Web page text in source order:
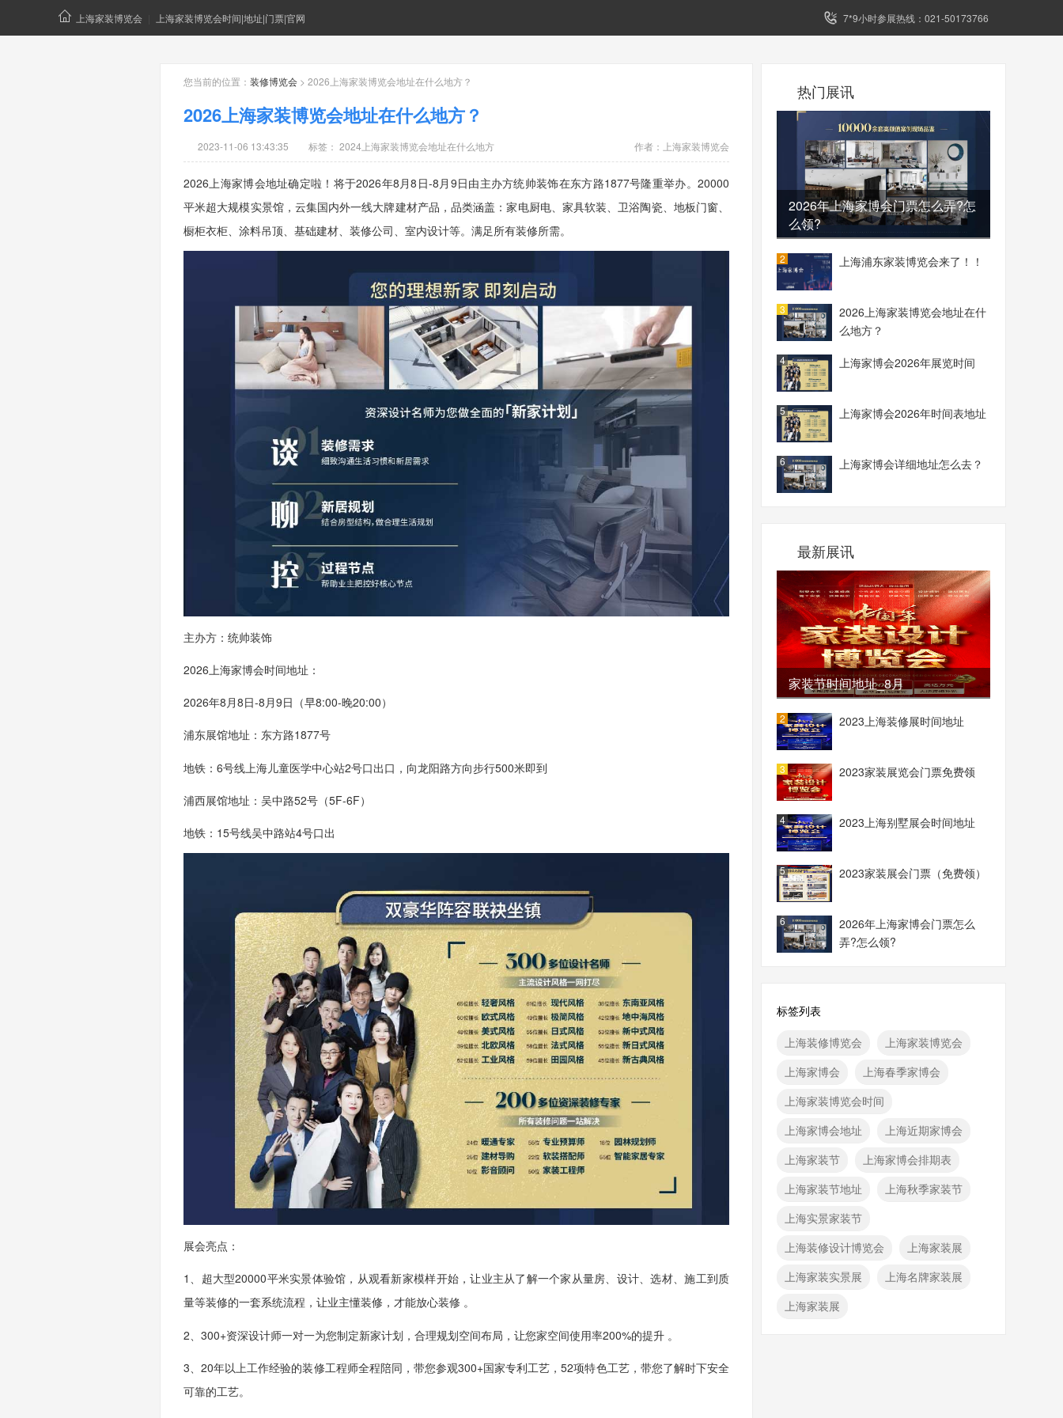
上海家装博览会 上海家装博览会时间|地址|门票|官网 7*9小时参展热线：021-50173766
您当前的位置： 装修博览会 > 2026上海家装博览会地址在什么地方？
2026上海家装博览会地址在什么地方？
2023-11-06 13:43:35 标签： 2024上海家装博览会地址在什么地方 作者： 上海家装博览会
2026上海家博会地址确定啦！将于2026年8月8日-8月9日由主办方统帅装饰在东方路1877号隆重举办。20000
平米超大规模实景馆，云集国内外一线大牌建材产品，品类涵盖：家电厨电、家具软装、卫浴陶瓷、地板门窗、
橱柜衣柜、涂料吊顶、基础建材、装修公司、室内设计等。满足所有装修所需。
主办方：统帅装饰
2026上海家博会时间地址 ：
2026年8月8日-8月9日 （早8:00-晚20:00）
浦东展馆地址：东方路1877号
地铁： 6号线上海儿童医学中心站2号口出口，向龙阳路方向步行500米即到
浦西展馆地址：吴中路52号（5F-6F）
地铁： 15号线吴中路站4号口出
展会亮点：
1、 超大型20000平米实景体验馆，从观看新家模样开始，让业主从了解一个家从量房、设计、选材、施工到质
量等装修的一套系统流程，让业主懂装修，才能放心装修 。
2、300+资深设计师一对一为您制定新家计划，合理规划空间布局，让您家空间使用率200%的提升 。
3、20年以上工作经验的装修工程师全程陪同，带您参观300+国家专利工艺，52项特色工艺，带您了解时下安全
可靠的工艺。
热门展讯
2026年上海家博会门票怎么弄?怎
么领?
上海浦东家装博览会来了！！
2
2026上海家装博览会地址在什
么地方？
3
上海家博会2026年展览时间
4
上海家博会2026年时间表地址
5
上海家博会详细地址怎么去？
6
最新展讯
家装节时间地址_8月
2023上海装修展时间地址
2
2023家装展览会门票免费领
3
2023上海别墅展会时间地址
4
2023家装展会门票（免费领）
5
2026年上海家博会门票怎么
弄?怎么领?
6
标签列表
上海装修博览会
上海家装博览会
上海家博会
上海春季家博会
上海家装博览会时间
上海家博会地址
上海近期家博会
上海家装节
上海家博会排期表
上海家装节地址
上海秋季家装节
上海实景家装节
上海装修设计博览会
上海家装展
上海家装实景展
上海名牌家装展
上海家装展